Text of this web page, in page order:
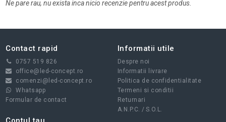
Ne pare rau, nu exista inca nicio recenzie pentru acest produs.
Contact rapid
0757 519 826
office@led-concept.ro
comenzi@led-concept.ro
Whatsapp
Formular de contact
Informatii utile
Despre noi
Informatii livrare
Politica de confidentialitate
Termeni si conditii
Returnari
A.N.P.C. / S.O.L.